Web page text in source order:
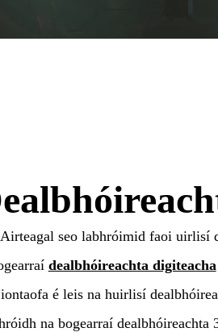
seo labhróimid faoi uirlisí
dealbhóireachta digiteacha
é leis na huirlisí
na bogearraí dealbhóireachta